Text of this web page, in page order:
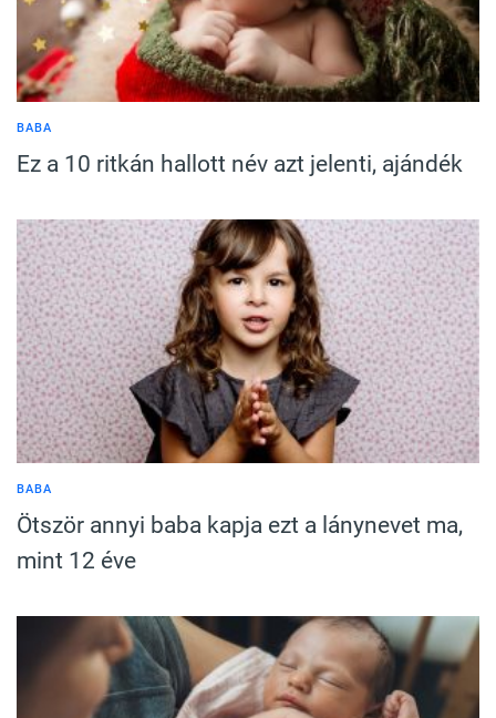
BABA
Ez a 10 ritkán hallott név azt jelenti, ajándék
BABA
Ötször annyi baba kapja ezt a lánynevet ma,
mint 12 éve